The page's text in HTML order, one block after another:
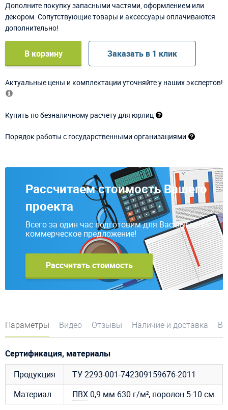
Дополните покупку запасными частями, оформлением или
декором. Сопутствующие товары и аксессуары оплачиваются
дополнительно!
В корзину Заказать в 1 клик
Актуальные цены и комплектации уточняйте у наших экспертов!
Купить по безналичному расчету для юрлиц
Порядок работы с государственными организациями
Рассчитаем стоимость Вашего
проекта
Всего за один час подготовим для Вас выгодное
коммерческое предложение!
Рассчитать стоимость
Параметры Видео Отзывы Наличие и доставка
Сертификация, материалы
Продукция
ТУ 2293-001-742309159676-2011
Материал
ПВХ0,9 мм 630 г/м², поролон 5-10 см